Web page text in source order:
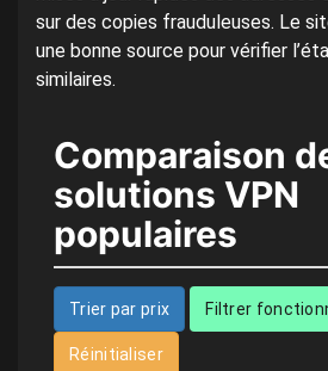
sur des copies frauduleuses. Le
une bonne source pour vérifier
similaires.
Comparaison
solutions VPN
populaires
Trier par prix Filtrer
Réinitialiser